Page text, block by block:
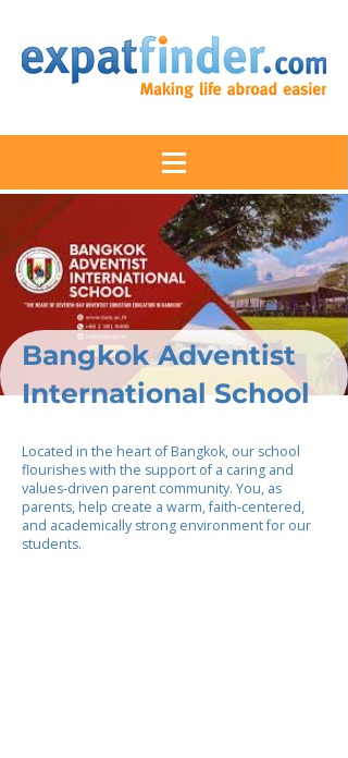
Bangkok Adventist
International School
Located in the heart of Bangkok, our school
flourishes with the support of a caring and
values-driven parent community. You, as
parents, help create a warm, faith-centered,
and academically strong environment for our
students.